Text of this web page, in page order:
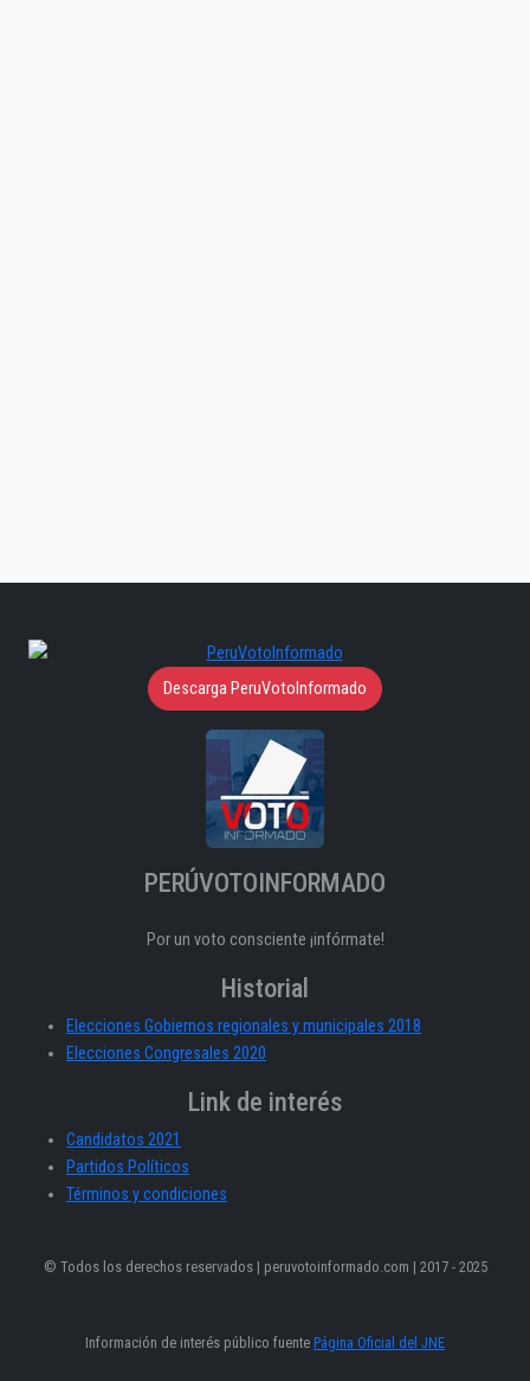
Descarga PeruVotoInformado
PERÚVOTOINFORMADO
Por un voto consciente ¡infórmate!
Historial
Elecciones Gobiernos regionales y municipales 2018
Elecciones Congresales 2020
Link de interés
Candidatos 2021
Partidos Políticos
Términos y condiciones
© Todos los derechos reservados | peruvotoinformado.com | 2017 - 2025
Información de interés público fuente Página Oficial del JNE